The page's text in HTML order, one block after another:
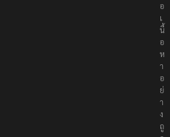
อ
เ
นื้
อ
ห
า
อ
ย่
า
ง
ถู